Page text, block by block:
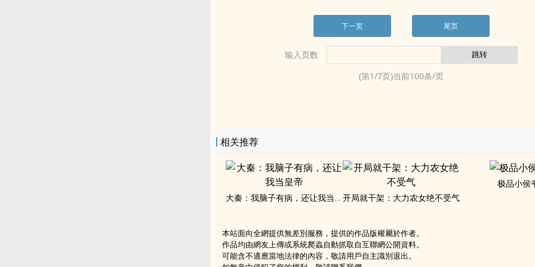
下一页 尾页
输入页数
(第1/7页)当前100条/页
相关推荐
大秦：我脑子有病，还让我当皇帝 开局就干架：大力农女绝不受气
极品小侯
本站面向全網提供無差別服務，提供的作品版權屬於作者。
作品均由網友上傳或系統爬蟲自動抓取自互聯網公開資料。
可能含不適應當地法律的內容，敬請用戶自主識別退出。